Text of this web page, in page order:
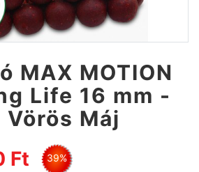
MAX MOTION
Life 16 mm -
Máj
Ft 39%